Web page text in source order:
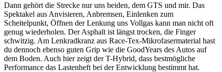
Dann gehört die Strecke nur uns beiden, dem GTS und mir. Das
Spektakel aus Anvisieren, Anbremsen, Einlenken zum
Scheitelpunkt, Öffnen der Lenkung uns Vollgas kann man nicht oft
genug wiederholen. Der Asphalt ist längst trocken, die Finger
schwitzig. Am Lenkradkranz aus Race-Tex-Mikrofasermaterial hast
du dennoch ebenso guten Grip wie die GoodYears des Autos auf
dem Boden. Auch hier zeigt der T-Hybrid, dass bestmögliche
Performance das Lastenheft bei der Entwicklung bestimmt hat.